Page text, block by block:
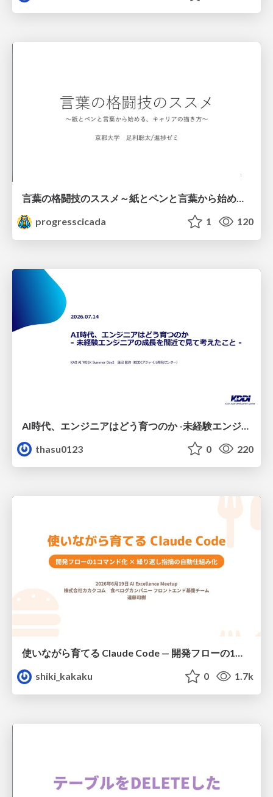
言葉の格闘技のススメ～紙とペンと言葉から始める、キャリアの描き方～
progresscicada
1 120
thasu0123
0 220
使いながら育てる Claude Code — 開発フローの1コマンド化 × 繰り返し指摘の自動仕組み化
shiki_kakaku
0 1.7k